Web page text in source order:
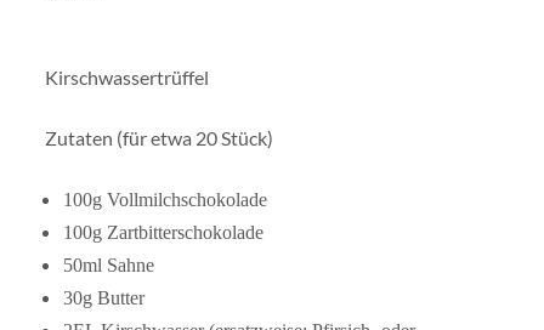
Kirschwassertrüffel
Zutaten (für etwa 20 Stück)
100g Vollmilchschokolade
100g Zartbitterschokolade
50ml Sahne
30g Butter